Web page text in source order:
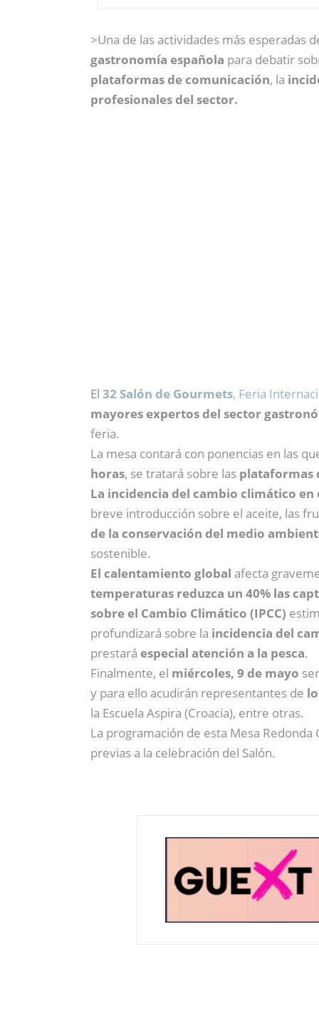
>Una de las actividades más esperadas
gastronomía española para debatir
plataformas de comunicación, la
profesionales del sector.
El 32 Salón de Gourmets, Feria
mayores expertos del sector
feria.
La mesa contará con ponencias en las
horas, se tratará sobre las plataformas
La incidencia del cambio climático
breve introducción sobre el aceite, las
de la conservación del medio
sostenible.
El calentamiento global afecta
temperaturas reduzca un 40% las
sobre el Cambio Climático (IPCC)
profundizará sobre la incidencia del
prestará especial atención a la pesca.
Finalmente, el miércoles, 9 de mayo
y para ello acudirán representantes de
la Escuela Aspira (Croacia), entre otras.
La programación de esta Mesa
previas a la celebración del Salón.